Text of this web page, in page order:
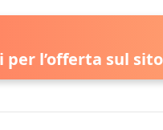
per l’offerta sul